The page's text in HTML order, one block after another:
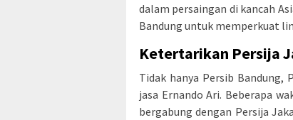
dalam persaingan di kancah
Bandung untuk memperkuat
Ketertarikan Persija
Tidak hanya Persib
jasa Ernando Ari. Beberapa
bergabung dengan Persija